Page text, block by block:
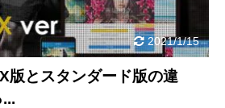
2021/1/15
版とスタンダード版の違